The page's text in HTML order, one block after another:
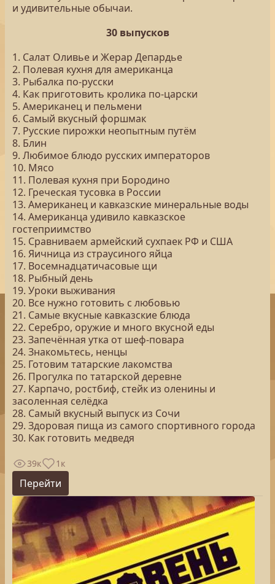
и удивительные обычаи.
30 выпусков
1. Салат Оливье и Жерар Депардье
2. Полевая кухня для американца
3. Рыбалка по-русски
4. Как приготовить кролика по-царски
5. Американец и пельмени
6. Самый вкусный форшмак
7. Русские пирожки неопытным путём
8. Блин
9. Любимое блюдо русских императоров
10. Мясо
11. Полевая кухня при Бородино
12. Греческая тусовка в России
13. Американец и кавказские минеральные воды
14. Американца удивило кавказское
гостеприимство
15. Сравниваем армейский сухпаек РФ и США
16. Яичница из страусиного яйца
17. Восемнадцатичасовые щи
18. Рыбный день
19. Уроки выживания
20. Все нужно готовить с любовью
21. Самые вкусные кавказские блюда
22. Серебро, оружие и много вкусной еды
23. Запечённая утка от шеф-повара
24. Знакомьтесь, ненцы
25. Готовим татарские лакомства
26. Прогулка по татарской деревне
27. Карпачо, ростбиф, стейк из оленины и
засоленная селёдка
28. Самый вкусный выпуск из Сочи
29. Здоровая пища из самого спортивного города
30. Как готовить медведя
39к 1к
Перейти